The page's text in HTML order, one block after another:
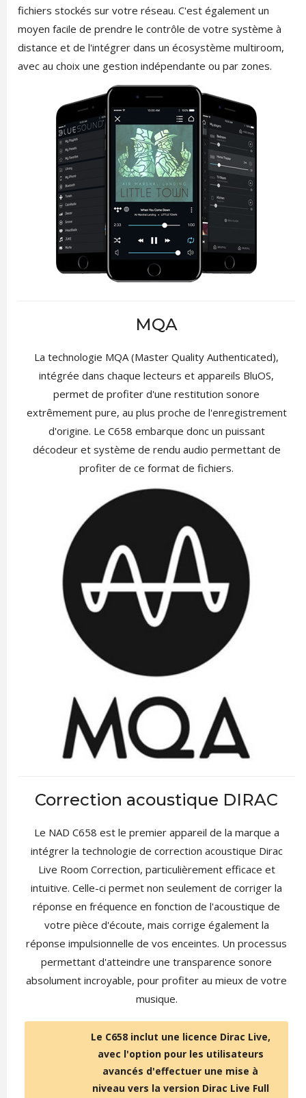
fichiers stockés sur votre réseau. C'est également un
moyen facile de prendre le contrôle de votre système à
distance et de l'intégrer dans un écosystème multiroom,
avec au choix une gestion indépendante ou par zones.
MQA
La technologie MQA (Master Quality Authenticated),
intégrée dans chaque lecteurs et appareils BluOS,
permet de profiter d'une restitution sonore
extrêmement pure, au plus proche de l'enregistrement
d'origine. Le C658 embarque donc un puissant
décodeur et système de rendu audio permettant de
profiter de ce format de fichiers.
Correction acoustique DIRAC
Le NAD C658 est le premier appareil de la marque a
intégrer la technologie de correction acoustique Dirac
Live Room Correction, particulièrement efficace et
intuitive. Celle-ci permet non seulement de corriger la
réponse en fréquence en fonction de l'acoustique de
votre pièce d'écoute, mais corrige également la
réponse impulsionnelle de vos enceintes. Un processus
permettant d'atteindre une transparence sonore
absolument incroyable, pour profiter au mieux de votre
musique.
Le C658 inclut une licence Dirac Live,
avec l'option pour les utilisateurs
avancés d'effectuer une mise à
niveau vers la version Dirac Live Full